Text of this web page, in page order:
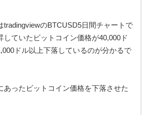
tradingviewのBTCUSD5日間チャートで
していたビットコイン価格が40,000ド
ドル以上下落しているのが分かるで
あったビットコイン価格を下落させた